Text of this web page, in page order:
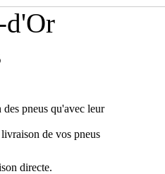
d'Or
pneus qu'avec leur
de vos pneus
directe.